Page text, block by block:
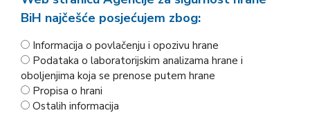
BiH najčešće posjećujem zbog:
Informacija o povlačenju i opozivu hrane
Podataka o laboratorijskim analizama hrane i
oboljenjima koja se prenose putem hrane
Propisa o hrani
Ostalih informacija